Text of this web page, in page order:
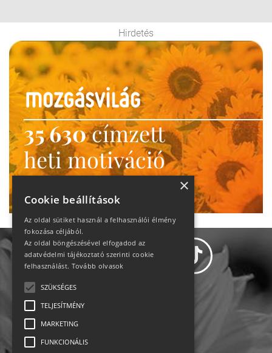
Hirdetés
35 630címzett
heti motiváció
Ne maradj le!
×
Cookie beállítások
Az oldal sütiket használ a felhasználói élmény
fokozása céljából.
Az oldal böngészésével elfogadod az
adatvédelmi tájékoztató szerinti cookie
felhasználást. Tovább olvasok
SZÜKSÉGES
TELJESÍTMÉNY
MARKETING
FUNKCIONÁLIS